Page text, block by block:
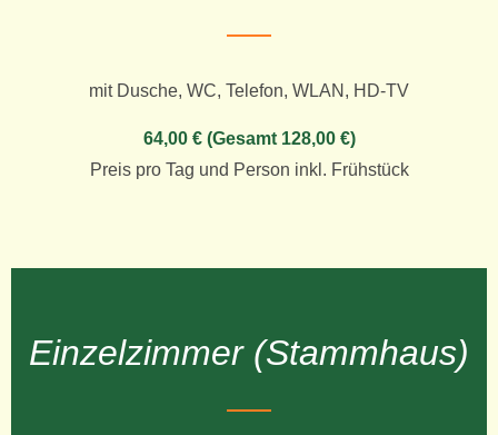
mit Dusche, WC, Telefon, WLAN, HD-TV
64,00 € (Gesamt 128,00 €)
Preis pro Tag und Person inkl. Frühstück
Einzelzimmer (Stammhaus)